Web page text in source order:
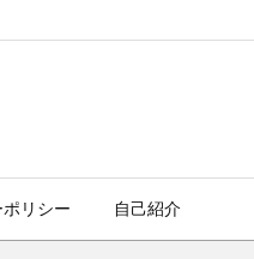
リシー 自己紹介